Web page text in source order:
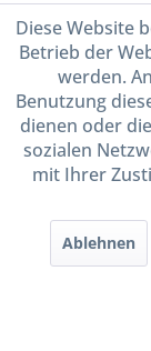
Service Hotline
Shop Service
Informationen
Diese Website
Betrieb der
werden.
Benutzung
dienen oder
sozialen
mit Ihrer
Ablehnen